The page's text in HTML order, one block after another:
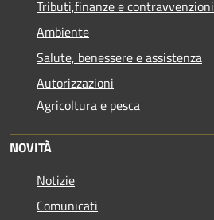
Tributi,finanze e contravvenzioni
Ambiente
Salute, benessere e assistenza
Autorizzazioni
Agricoltura e pesca
NOVITÀ
Notizie
Comunicati